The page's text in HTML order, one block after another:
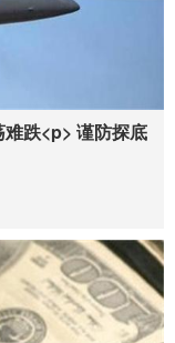
跌<p> 谨防探底